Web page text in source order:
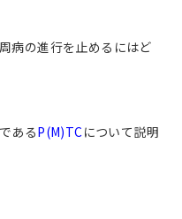
病の進行を止めるにはど
あるP(M)TCについて説明